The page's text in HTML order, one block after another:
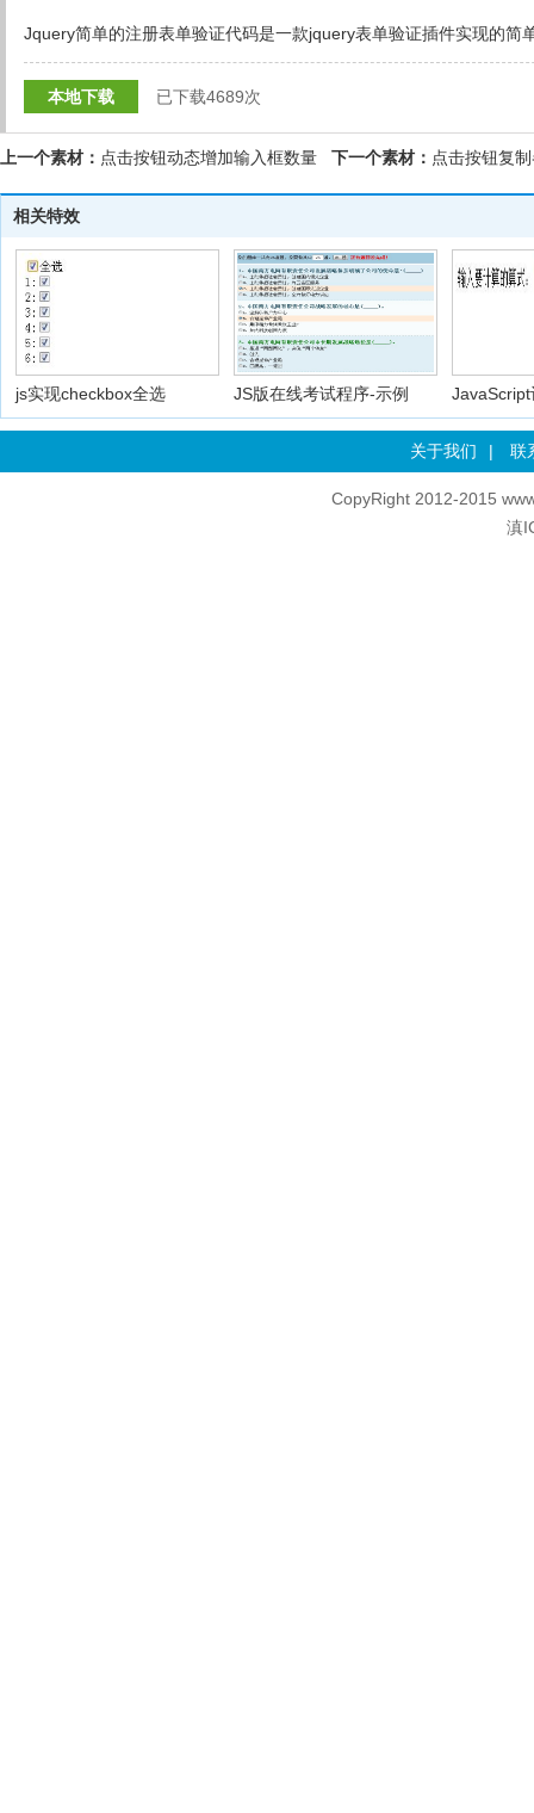
Jquery简单的注册表单验证代码是一款jquery表单验证插件实现的简
本地下载 已下载4689次
上一个素材： 点击按钮动态增加输入框数量 下一个素材： 点击按钮复
相关特效
js实现checkbox全选 JS版在线考试程序-示例
关于我们 | 联
CopyRight 2012-2015
滇